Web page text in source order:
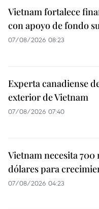
Vietnam fortalece
con apoyo de fondo
07/08/2026 08:23
Experta canadiense
exterior de Vietnam
07/08/2026 07:40
Vietnam necesita
dólares para
07/08/2026 04:23